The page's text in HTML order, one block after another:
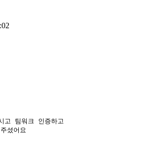
고 팀워크 인증하고
셨어요